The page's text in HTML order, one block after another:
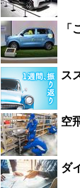
「
ス
空
ダ